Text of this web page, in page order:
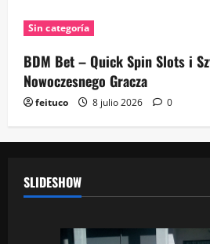
Sin categoría
BDM Bet – Quick Spin Slots i
Nowoczesnego Gracza
feituco 8 julio 2026 0
SLIDESHOW